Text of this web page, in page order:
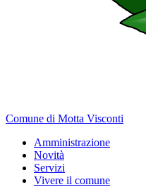
Comune di Motta Visconti
Amministrazione
Novità
Servizi
Vivere il comune